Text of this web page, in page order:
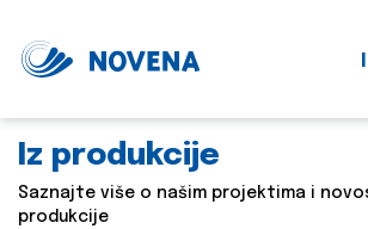
Iz produkcije
Saznajte više o našim projektima i
produkcije